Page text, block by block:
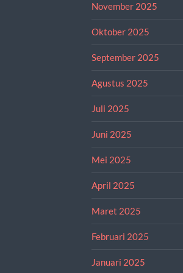
November 2025
Oktober 2025
September 2025
Agustus 2025
Juli 2025
Juni 2025
Mei 2025
April 2025
Maret 2025
Februari 2025
Januari 2025